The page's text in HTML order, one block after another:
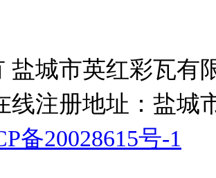
盐城市英红彩瓦有
线注册地址：盐城
备20028615号-1